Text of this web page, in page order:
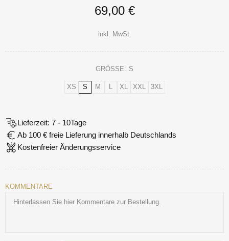
69,00 €
inkl. MwSt.
GRÖSSE: S
XS S M L XL XXL 3XL
Lieferzeit: 7 - 10Tage
Ab 100 € freie Lieferung innerhalb Deutschlands
Kostenfreier Änderungsservice
KOMMENTARE